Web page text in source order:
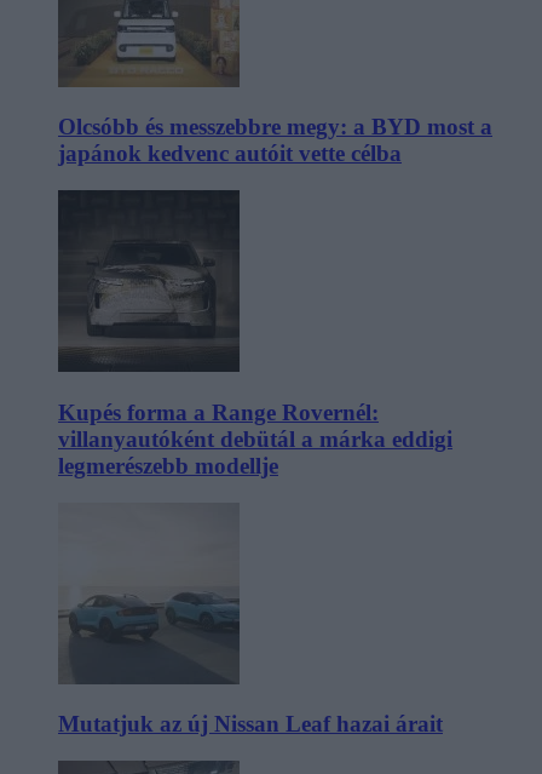
Olcsóbb és messzebbre megy: a BYD most a
japánok kedvenc autóit vette célba
Kupés forma a Range Rovernél:
villanyautóként debütál a márka eddigi
legmerészebb modellje
Mutatjuk az új Nissan Leaf hazai árait